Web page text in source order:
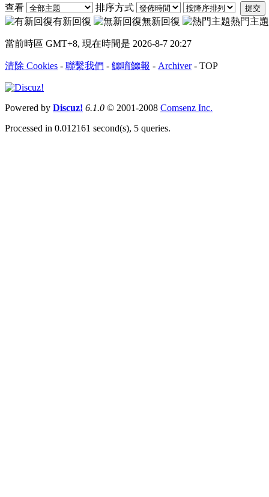
查看 排序方式 提交
有新回復 無新回復 熱門主題
當前時區 GMT+8, 現在時間是 2026-8-7 20:27
清除 Cookies - 聯繫我們 - 鱷唷鱷報 - Archiver- TOP
Powered by Discuz! 6.1.0 © 2001-2008 Comsenz Inc.
Processed in 0.012161 second(s), 5 queries.